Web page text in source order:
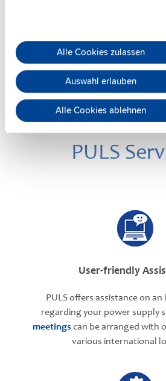
Alle Cookies zulassen
Auswahl erlauben
Alle Cookies ablehnen
Details
PULS
User-friendly
PULS offers assistance on
regarding your power supply
meetings can be arranged with
various international